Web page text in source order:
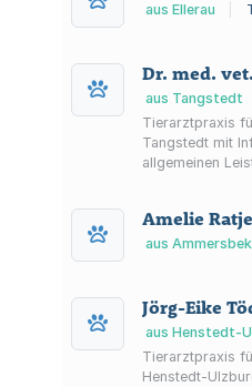
aus Ellerau
aus Tangstedt
Tierarztpraxis
Tangstedt mit
allgemeinen
aus Ammersbek
aus Henstedt-
Tierarztpraxis
Henstedt-